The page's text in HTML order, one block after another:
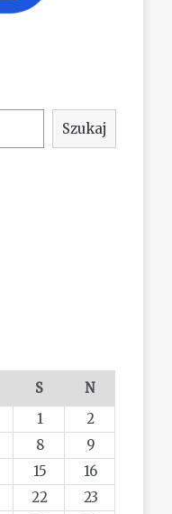
Szukaj
S
N
1
2
8
9
15
16
22
23